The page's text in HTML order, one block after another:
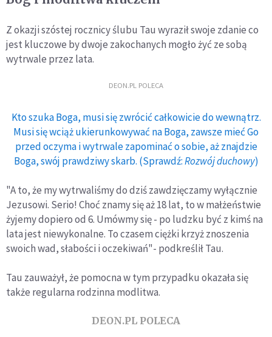
Z okazji szóstej rocznicy ślubu Tau wyraził swoje zdanie co
jest kluczowe by dwoje zakochanych mogło żyć ze sobą
wytrwale przez lata.
DEON.PL POLECA
Kto szuka Boga, musi się zwrócić całkowicie do wewnątrz.
Musi się wciąż ukierunkowywać na Boga, zawsze mieć Go
przed oczyma i wytrwale zapominać o sobie, aż znajdzie
Boga, swój prawdziwy skarb. (Sprawdź:Rozwój duchowy)
"A to, że my wytrwaliśmy do dziś zawdzięczamy wyłącznie
Jezusowi. Serio! Choć znamy się aż 18 lat, to w małżeństwie
żyjemy dopiero od 6. Umówmy się - po ludzku być z kimś na
lata jest niewykonalne. To czasem ciężki krzyż znoszenia
swoich wad, słabości i oczekiwań"- podkreślił Tau.
Tau zauważył, że pomocna w tym przypadku okazała się
także regularna rodzinna modlitwa.
DEON.PL POLECA